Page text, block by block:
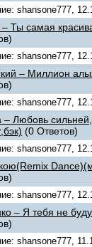
shansone777,
Ты самая
shansone777,
– Миллион
shansone777,
– Любовь
(0 Ответов)
shansone777,
shansone777,
– Я тебя не
shansone777,